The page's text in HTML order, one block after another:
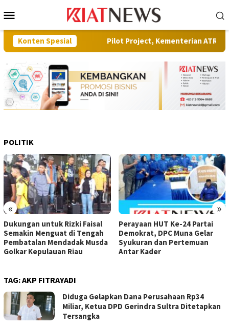
ke
Mobile
Konten Spesial
Perkim Pilot Project, Kementerian ATR/BPN Uji Coba
POLITIK
« »
Dukungan untuk Rizki Faisal
Semakin Menguat di Tengah
Pembatalan Mendadak Musda
Golkar Kepulauan Riau
Perayaan HUT Ke-24 Partai
Demokrat, DPC Muna Gelar
Syukuran dan Pertemuan
Antar Kader
TAG:AKP FITRAYADI
Diduga Gelapkan Dana Perusahaan Rp34
Miliar, Ketua DPD Gerindra Sultra Ditetapkan
Tersangka